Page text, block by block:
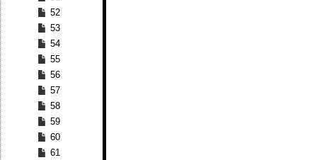
52
53
54
55
56
57
58
59
60
61